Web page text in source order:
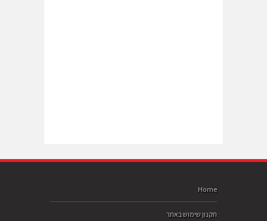
Home
תקנון שימוש באתר